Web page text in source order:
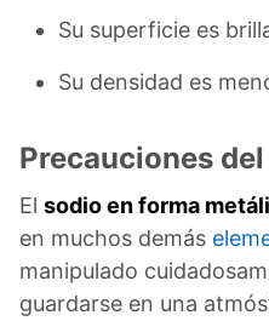
Su superficie es
Su densidad es
Precauciones
El sodio en forma
en muchos demás
manipulado
guardarse en una